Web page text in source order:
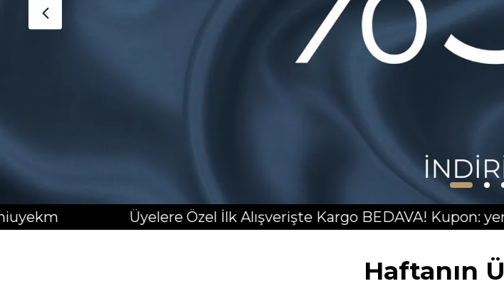
Üyelere Özel İlk Alışverişte Kargo BEDAVA! Kupon: yeniuyekm
Haftanın